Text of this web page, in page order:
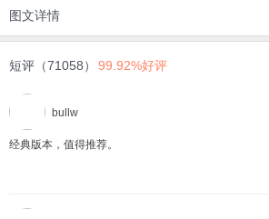
图文详情
短评（71058） 99.92%好评
bullw
经典版本，值得推荐。